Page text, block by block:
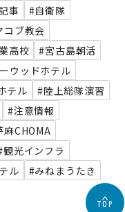
事
#自衛隊
コブ教会
高校
#宮古島朝活
ウッドホテル
テル
#陸上総隊演習
#注意情報
麻CHOMA
観光インフラ
ル
#みねまうたき
TOP